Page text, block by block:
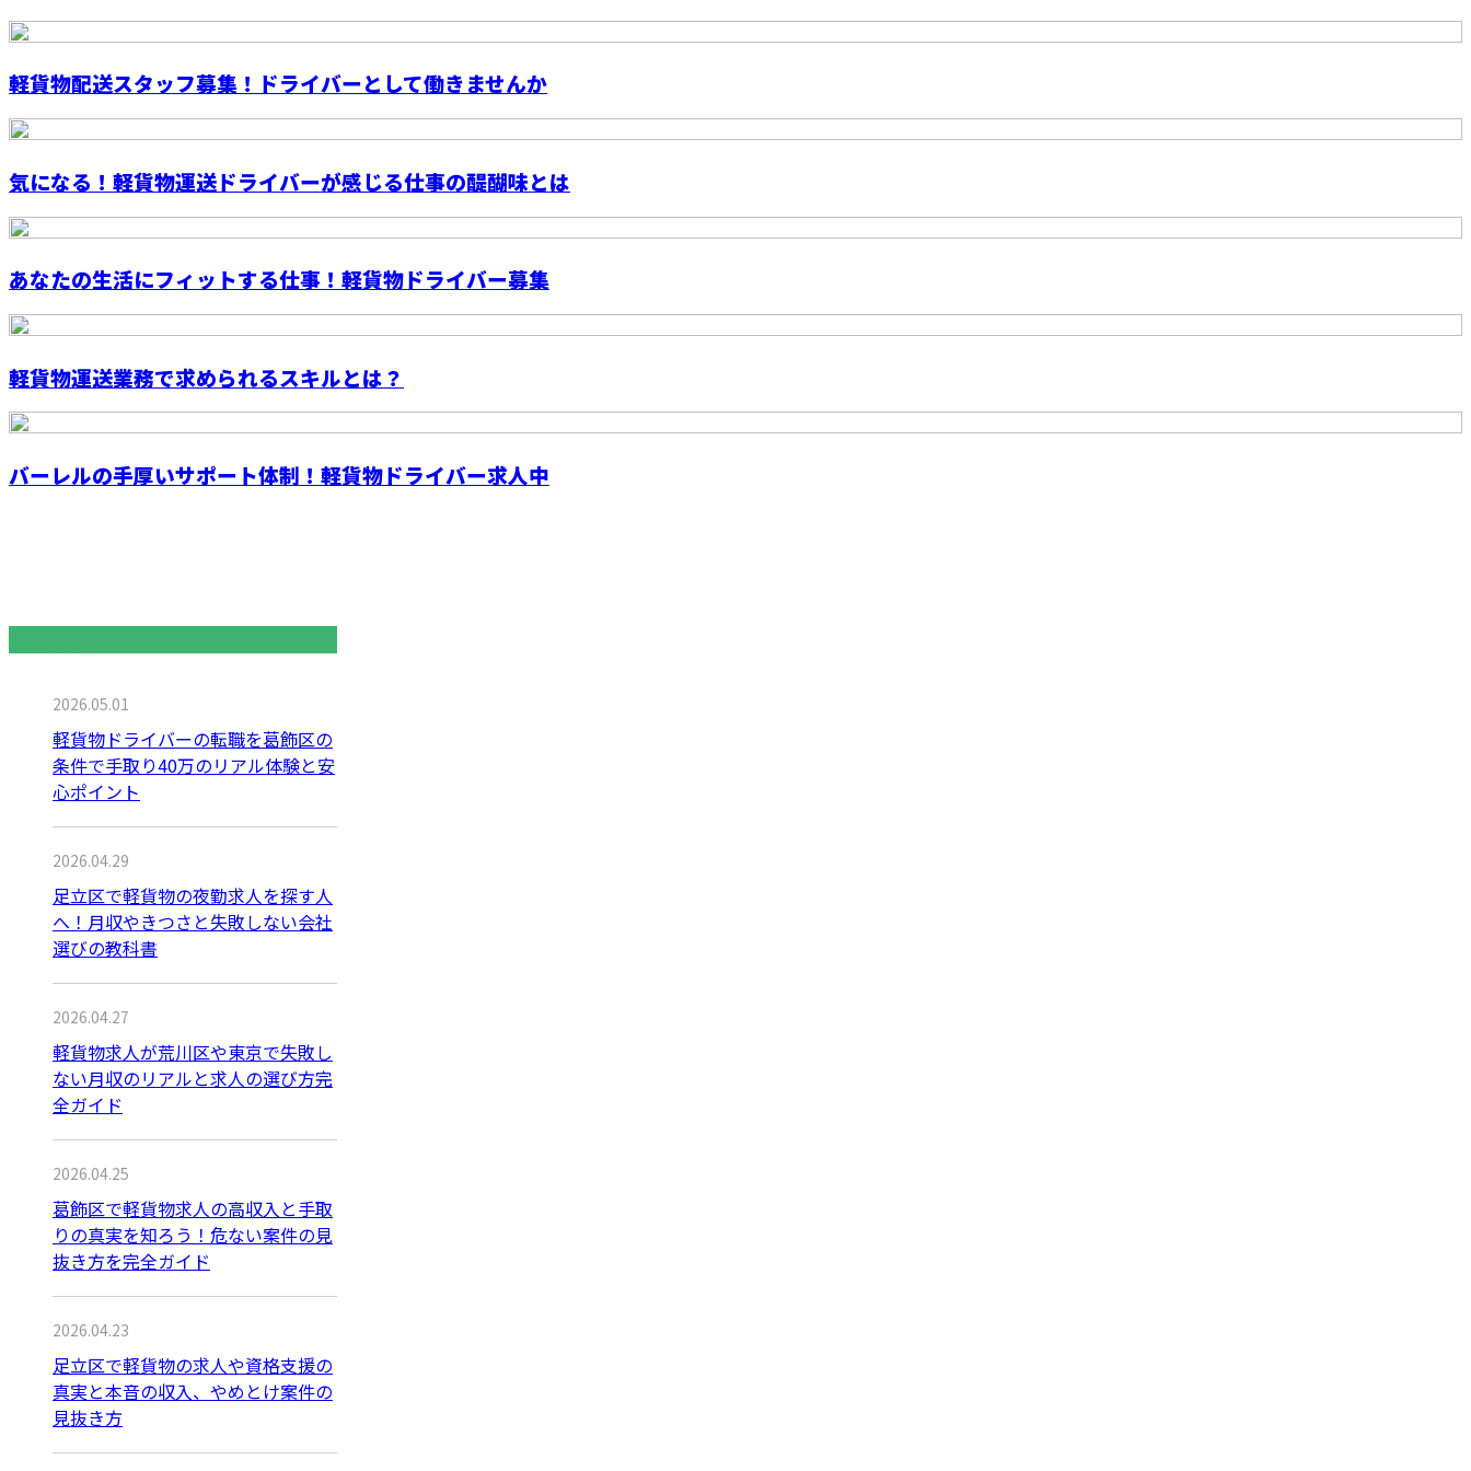
軽貨物配送スタッフ募集！ドライバーとして働きませんか
気になる！軽貨物運送ドライバーが感じる仕事の醍醐味とは
あなたの生活にフィットする仕事！軽貨物ドライバー募集
軽貨物運送業務で求められるスキルとは？
バーレルの手厚いサポート体制！軽貨物ドライバー求人中
2026.05.01
軽貨物ドライバーの転職を葛飾区の
条件で手取り40万のリアル体験と安
心ポイント
2026.04.29
足立区で軽貨物の夜勤求人を探す人
へ！月収やきつさと失敗しない会社
選びの教科書
2026.04.27
軽貨物求人が荒川区や東京で失敗し
ない月収のリアルと求人の選び方完
全ガイド
2026.04.25
葛飾区で軽貨物求人の高収入と手取
りの真実を知ろう！危ない案件の見
抜き方を完全ガイド
2026.04.23
足立区で軽貨物の求人や資格支援の
真実と本音の収入、やめとけ案件の
見抜き方